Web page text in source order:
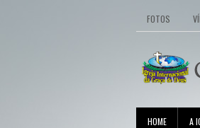
FOTOS
HOME A